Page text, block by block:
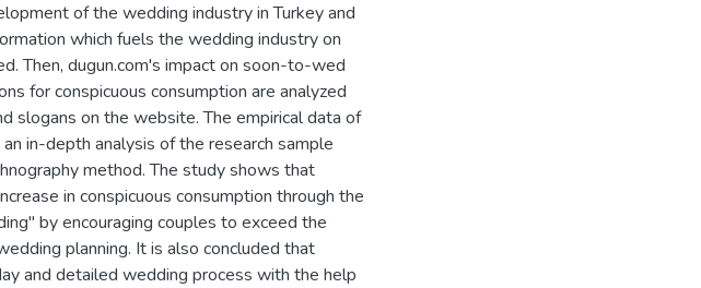
of the wedding industry in Turkey and
which fuels the wedding industry on
Then, dugun.com's impact on soon-to-wed
for conspicuous consumption are analyzed
slogans on the website. The empirical data of
in-depth analysis of the research sample
method. The study shows that
in conspicuous consumption through the
by encouraging couples to exceed the
planning. It is also concluded that
and detailed wedding process with the help